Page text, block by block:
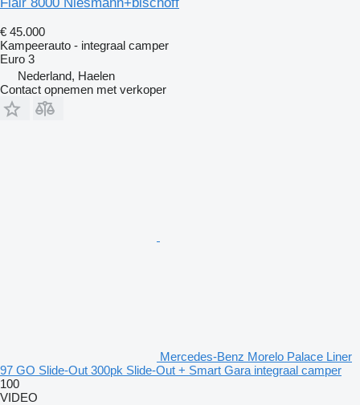
€ 45.000
Kampeerauto - integraal camper
Euro 3
Nederland, Haelen
Contact opnemen met verkoper
Mercedes-Benz Morelo Palace Liner
97 GO Slide-Out 300pk Slide-Out + Smart Gara integraal camper
100
VIDEO